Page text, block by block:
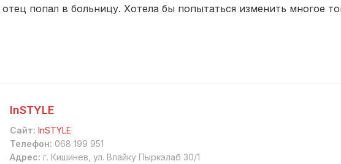
попал в больницу. Хотела бы попытаться изменить многое
InSTYLE
Сайт: InSTYLE
Телефон: 068 199 951
Адрес: г. Кишинев, ул. Влайку Пыркэлаб 30/1